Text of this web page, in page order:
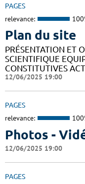
PAGES
relevance:
Plan du site
PRÉSENTATION ET
SCIENTIFIQUE
CONSTITUTIVES
12/06/2025 19:00
PAGES
relevance:
Photos -
12/06/2025 19:00
PAGES